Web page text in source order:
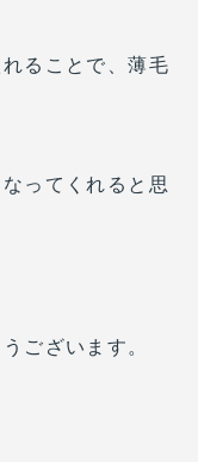
ることで、薄毛
ってくれると思
ございます。